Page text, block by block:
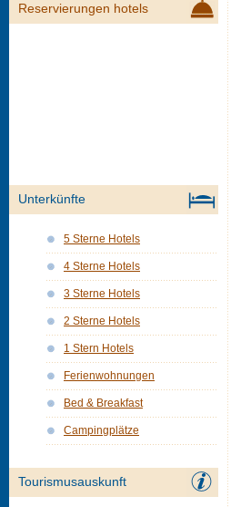
Reservierungen hotels
Unterkünfte
5 Sterne Hotels
4 Sterne Hotels
3 Sterne Hotels
2 Sterne Hotels
1 Stern Hotels
Ferienwohnungen
Bed & Breakfast
Campingplätze
Tourismusauskunft